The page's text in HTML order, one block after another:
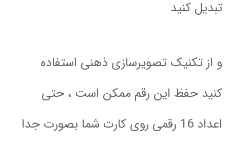
تبدیل کنید
و از تکنیک تصویرسازی ذهنی استفاده
کنید حفظ این رقم ممکن است ، حتی
اعداد 16 رقمی روی کارت شما بصورت جدا